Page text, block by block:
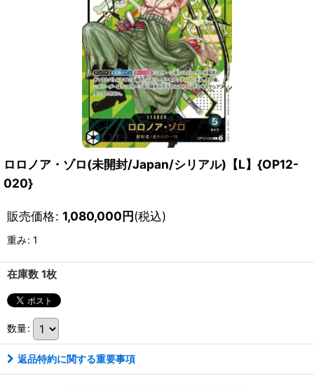
ロロノア・ゾロ(未開封/Japan/シリアル)【L】{OP12-
020}
販売価格: 1,080,000円(税込)
重み: 1
在庫数 1枚
数量:
返品特約に関する重要事項